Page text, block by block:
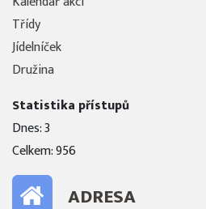
Třídy
Jídelníček
Družina
Statistika přístupů
Dnes: 3
Celkem: 956
ADRESA